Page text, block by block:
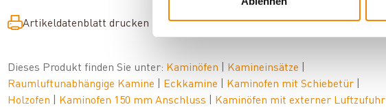
Artikeldatenblatt drucken Frage zum Artikel
Dieses Produkt finden Sie unter: Kaminöfen Kamineinsätze
Raumluftunabhängige Kamine
Eckkamine Kaminofen mit Schiebetür
Holzofen
Kaminofen 150 mm Anschluss Kaminöfen mit externer Luftzufuhr